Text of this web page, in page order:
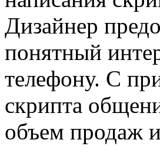
Дизайнер
понятный
телефону. С
скрипта
объем продаж